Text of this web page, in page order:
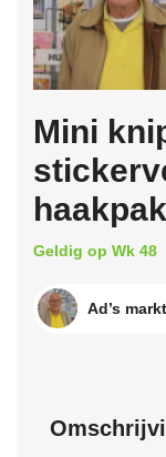
Mini
Geldig op Wk 48
Ad’s